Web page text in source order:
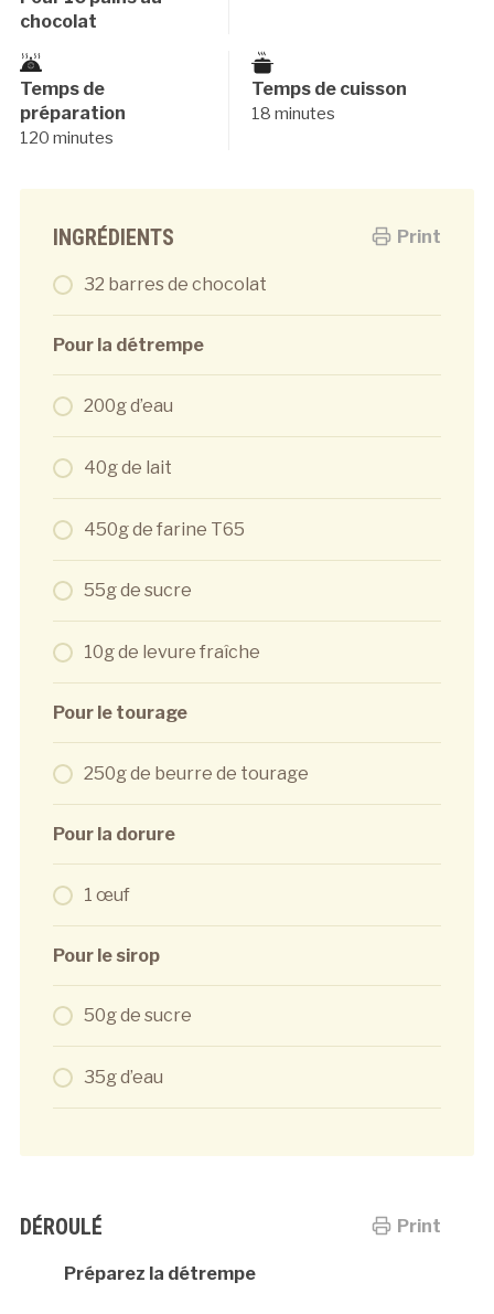
chocolat
Temps de
préparation
120 minutes
Temps de cuisson
18 minutes
Print
INGRÉDIENTS
32 barres de chocolat
Pour la détrempe
200g d’eau
40g de lait
450g de farine T65
55g de sucre
10g de levure fraîche
Pour le tourage
250g de beurre de tourage
Pour la dorure
1 œuf
Pour le sirop
50g de sucre
35g d’eau
Print
DÉROULÉ
Préparez la détrempe